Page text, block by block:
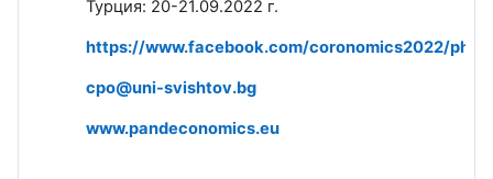
Турция: 20-21.09.2022 г.
https://www.facebook.com/coronomics2022/
cpo@uni-svishtov.bg
www.pandeconomics.eu